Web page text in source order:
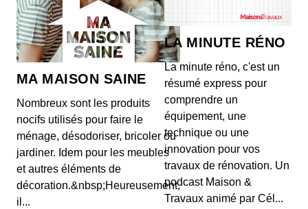
MA MAISON SAINE
Nombreux sont les produits
nocifs utilisés pour faire le
ménage, désodoriser, bricoler ou
jardiner. Idem pour les meubles
et autres éléments de
décoration.&nbsp;Heureusement,
il...
LA MINUTE RÉNO
La minute réno, c'est un
résumé express pour
comprendre un
équipement, une
technique ou une
innovation pour vos
travaux de rénovation. Un
podcast Maison &
Travaux animé par Cél...